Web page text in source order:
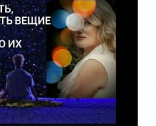
информацию во
более 100000
систему практик, с
можно получать